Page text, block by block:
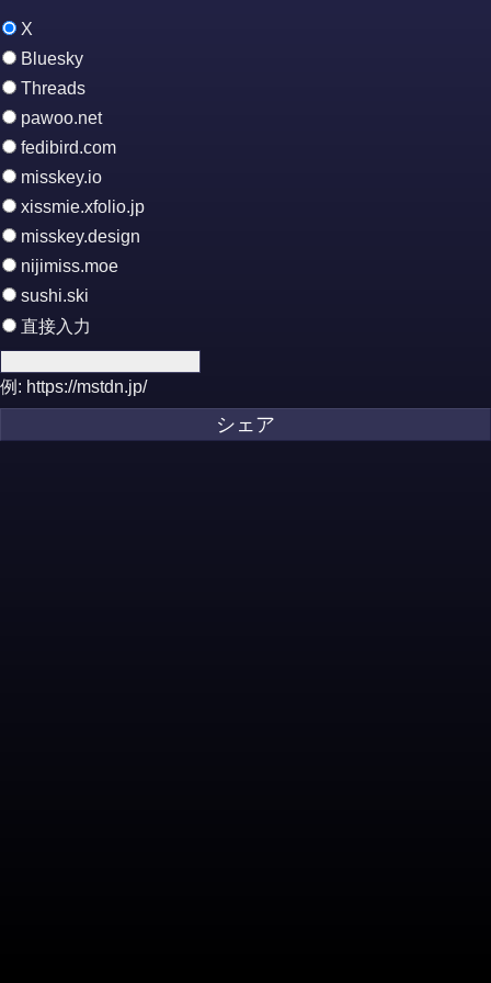
X
Bluesky
Threads
pawoo.net
fedibird.com
misskey.io
xissmie.xfolio.jp
misskey.design
nijimiss.moe
sushi.ski
直接入力
例: https://mstdn.jp/